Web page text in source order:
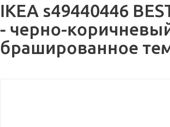
IKEA s49440446
- черно-
брашированное